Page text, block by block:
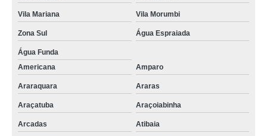
Vila Mariana Vila Morumbi
Zona Sul Água Espraiada
Água Funda
Americana
Amparo
Araraquara Araras
Araçatuba Araçoiabinha
Arcadas Atibaia